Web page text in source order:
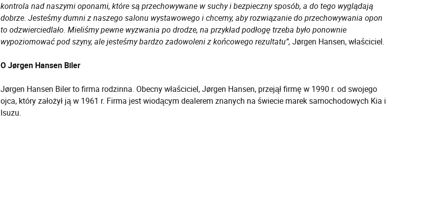
kontrola nad naszymi oponami, które są przechowywane w suchy i bezpieczny sposób, a do tego wyglądają
dobrze. Jesteśmy dumni z naszego salonu wystawowego i chcemy, aby rozwiązanie do przechowywania opon
to odzwierciedlało. Mieliśmy pewne wyzwania po drodze, na przykład podłogę trzeba było ponownie
wypoziomować pod szyny, ale jesteśmy bardzo zadowoleni z końcowego rezultatu”, Jørgen Hansen, właściciel.
O Jørgen Hansen Biler
Jørgen Hansen Biler to firma rodzinna. Obecny właściciel, Jørgen Hansen, przejął firmę w 1990 r. od swojego
ojca, który założył ją w 1961 r. Firma jest wiodącym dealerem znanych na świecie marek samochodowych Kia i
Isuzu.